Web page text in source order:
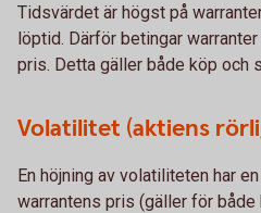
Tidsvärdet är högst på
löptid. Därför betingar
pris. Detta gäller både köp och
Volatilitet (aktiens
En höjning av volatiliteten har
warrantens pris (gäller för